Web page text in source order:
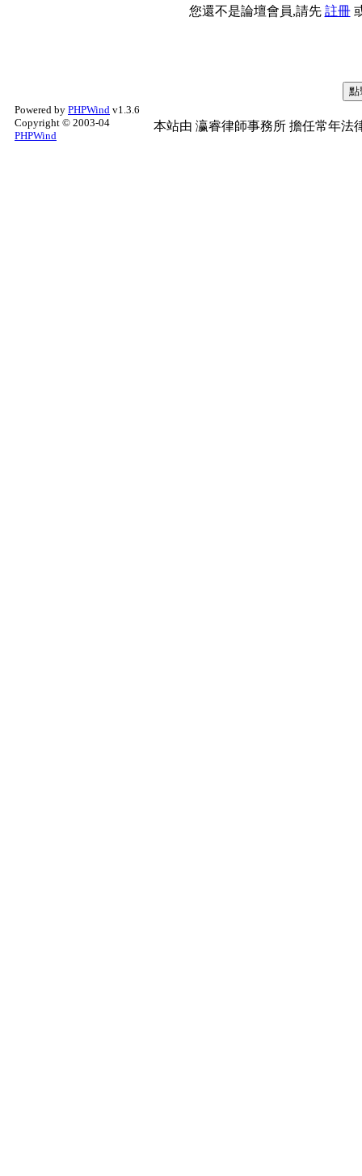
您還不是論壇會員,請先 註冊
Powered by PHPWind v1.3.6
Copyright © 2003-04
PHPWind
本站由 瀛睿律師事務所 擔任常年法